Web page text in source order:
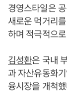
경영스타일은
새로운 먹거리
하며 적극적으
김성환은 국내
과 자산유동화
융시장을 개척